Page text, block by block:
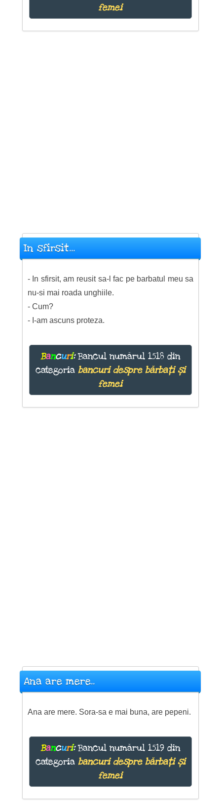
femei
In sfirsit...
- In sfirsit, am reusit sa-l fac pe barbatul meu sa
nu-si mai roada unghiile.
- Cum?
- I-am ascuns proteza.
Bancuri:Bancul numărul 1518 din
categoria bancuri despre bărbați și
femei
Ana are mere..
Ana are mere. Sora-sa e mai buna, are pepeni.
Bancuri:Bancul numărul 1519 din
categoria bancuri despre bărbați și
femei